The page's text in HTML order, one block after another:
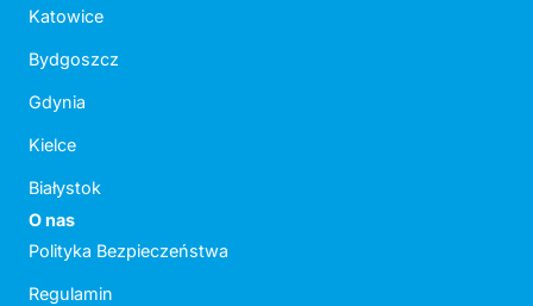
Katowice
Bydgoszcz
Gdynia
Kielce
Białystok
O nas
Polityka Bezpieczeństwa
Regulamin